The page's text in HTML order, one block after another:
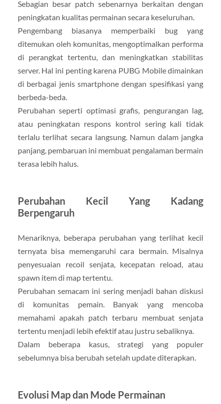
Sebagian besar patch sebenarnya berkaitan dengan
peningkatan kualitas permainan secara keseluruhan.
Pengembang biasanya memperbaiki bug yang
ditemukan oleh komunitas, mengoptimalkan performa
di perangkat tertentu, dan meningkatkan stabilitas
server. Hal ini penting karena PUBG Mobile dimainkan
di berbagai jenis smartphone dengan spesifikasi yang
berbeda-beda.
Perubahan seperti optimasi grafis, pengurangan lag,
atau peningkatan respons kontrol sering kali tidak
terlalu terlihat secara langsung. Namun dalam jangka
panjang, pembaruan ini membuat pengalaman bermain
terasa lebih halus.
Perubahan Kecil Yang Kadang
Berpengaruh
Menariknya, beberapa perubahan yang terlihat kecil
ternyata bisa memengaruhi cara bermain. Misalnya
penyesuaian recoil senjata, kecepatan reload, atau
spawn item di map tertentu.
Perubahan semacam ini sering menjadi bahan diskusi
di komunitas pemain. Banyak yang mencoba
memahami apakah patch terbaru membuat senjata
tertentu menjadi lebih efektif atau justru sebaliknya.
Dalam beberapa kasus, strategi yang populer
sebelumnya bisa berubah setelah update diterapkan.
Evolusi Map dan Mode Permainan